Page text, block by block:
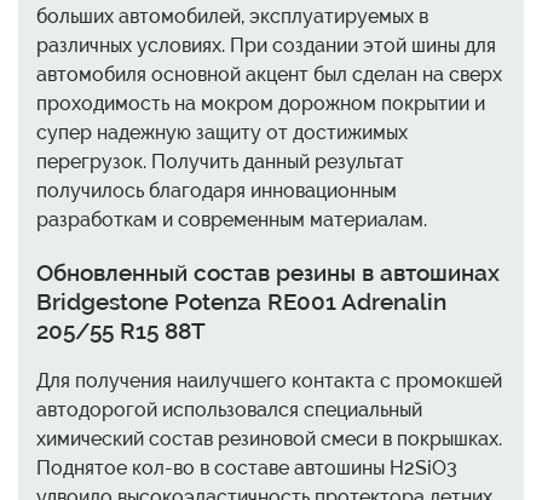
больших автомобилей, эксплуатируемых в
различных условиях. При создании этой шины для
автомобиля основной акцент был сделан на сверх
проходимость на мокром дорожном покрытии и
супер надежную защиту от достижимых
перегрузок. Получить данный результат
получилось благодаря инновационным
разработкам и современным материалам.
Обновленный состав резины в автошинах
Bridgestone Potenza RE001 Adrenalin
205/55 R15 88T
Для получения наилучшего контакта с промокшей
автодорогой использовался специальный
химический состав резиновой смеси в покрышках.
Поднятое кол-во в составе автошины H2SiО3